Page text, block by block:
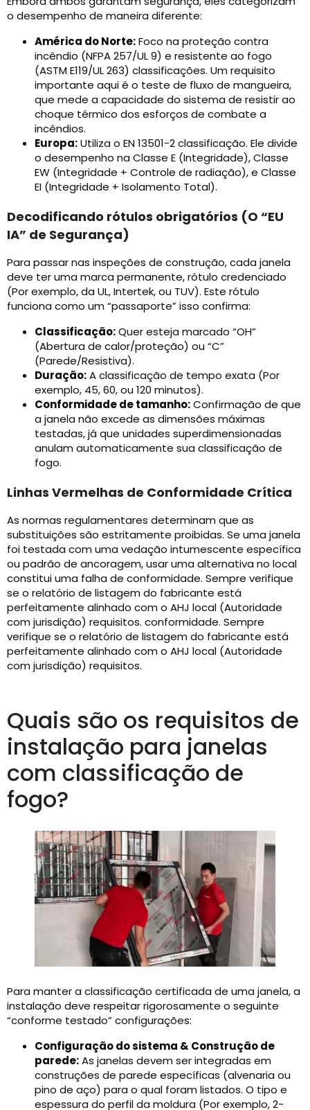
o desempenho de maneira diferente:
América do Norte:Foco na proteção contra
incêndio (NFPA 257/UL 9) e resistente ao fogo
(ASTM E119/UL 263) classificações. Um requisito
importante aqui é o teste de fluxo de mangueira,
que mede a capacidade do sistema de resistir ao
choque térmico dos esforços de combate a
incêndios.
Europa:Utiliza o EN 13501-2 classificação. Ele divide
o desempenho na Classe E (Integridade), Classe
EW (Integridade + Controle de radiação), e Classe
EI (Integridade + Isolamento Total).
Decodificando rótulos obrigatórios (O “EU
IA” de Segurança)
Para passar nas inspeções de construção, cada janela
deve ter uma marca permanente, rótulo credenciado
(Por exemplo, da UL, Intertek, ou TUV). Este rótulo
funciona como um “passaporte” isso confirma:
Classificação:Quer esteja marcado “OH”
(Abertura de calor/proteção) ou “C”
(Parede/Resistiva).
Duração:A classificação de tempo exata (Por
exemplo, 45, 60, ou 120 minutos).
Conformidade de tamanho:Confirmação de que
a janela não excede as dimensões máximas
testadas, já que unidades superdimensionadas
anulam automaticamente sua classificação de
fogo.
Linhas Vermelhas de Conformidade Crítica
As normas regulamentares determinam que as
substituições são estritamente proibidas. Se uma janela
foi testada com uma vedação intumescente específica
ou padrão de ancoragem, usar uma alternativa no local
constitui uma falha de conformidade. Sempre verifique
se o relatório de listagem do fabricante está
perfeitamente alinhado com o AHJ local (Autoridade
com jurisdição) requisitos. conformidade. Sempre
verifique se o relatório de listagem do fabricante está
perfeitamente alinhado com o AHJ local (Autoridade
com jurisdição) requisitos.
Quais são os requisitos de
instalação para janelas
com classificação de
fogo?
Para manter a classificação certificada de uma janela, a
instalação deve respeitar rigorosamente o seguinte
“conforme testado” configurações:
Configuração do sistema & Construção de
parede:As janelas devem ser integradas em
construções de parede específicas (alvenaria ou
pino de aço) para o qual foram listados. O tipo e
espessura do perfil da moldura (Por exemplo, 2-